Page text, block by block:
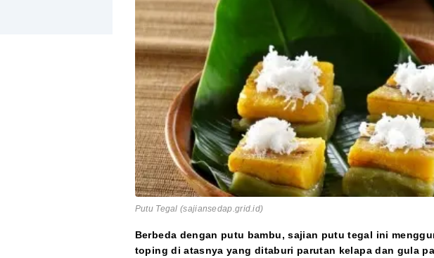
Putu Tegal (sajiansedap.grid.id)
Berbeda dengan putu bambu, sajian putu tegal ini
toping di atasnya yang ditaburi parutan kelapa dan gula